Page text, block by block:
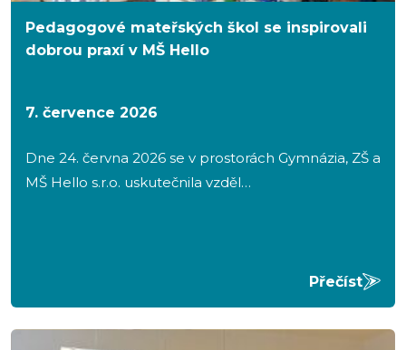
Pedagogové mateřských škol se inspirovali
dobrou praxí v MŠ Hello
7. července 2026
Dne 24. června 2026 se v prostorách Gymnázia, ZŠ a
MŠ Hello s.r.o. uskutečnila vzděl…
Přečíst